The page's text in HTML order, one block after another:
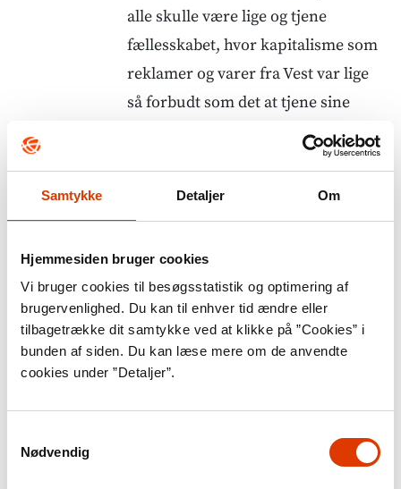
Samtykke Detaljer Om
Hjemmesiden bruger cookies
Vi bruger cookies til besøgsstatistik og optimering af
brugervenlighed. Du kan til enhver tid ændre eller
tilbagetrække dit samtykke ved at klikke på ”Cookies” i
bunden af siden. Du kan læse mere om de anvendte
cookies under ”Detaljer”.
Nødvendig
alle skulle være lige og tjene
fællesskabet, hvor kapitalisme som
reklamer og varer fra Vest var lige
så forbudt som det at tjene sine
egne penge på et frit marked.
Hvilken rolle spillede
frygten for atomkrig?
Et afgørende element i Den Kolde
Krig var det såkaldte ”atomkapløb”
mellem den vestlige alliance med
USA i spidsen og Sovjetunionen.
Begge parter oprustede med
krig. Med frygten for atomkrig